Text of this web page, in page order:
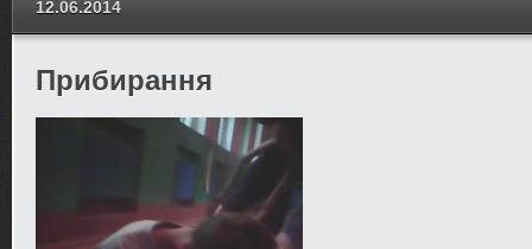
12.06.2014
Прибирання